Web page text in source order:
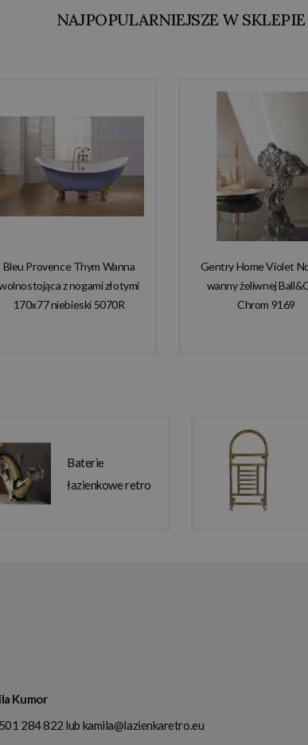
NAJPOPULARNIEJSZE W SKLEPIE
Bleu Provence Thym Wanna
z nogami złotymi
170x77 niebieski 5070R
Gentry Home Violet
wanny żeliwnej
Chrom 9169
Baterie
łazienkowe retro
Kumor
284 822 lub kamila@lazienkaretro.eu